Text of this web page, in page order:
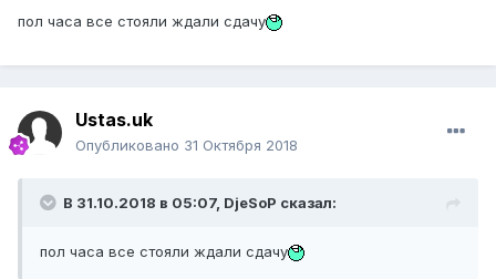
пол часа все стояли ждали сдачу
Ustas.uk
Опубликовано 31 Октября 2018
В 31.10.2018 в 05:07, DjeSoP сказал:
пол часа все стояли ждали сдачу